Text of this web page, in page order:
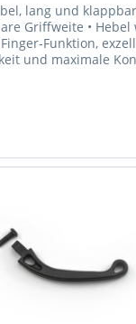
lang und
Griffweite •
Funktion,
und maximale